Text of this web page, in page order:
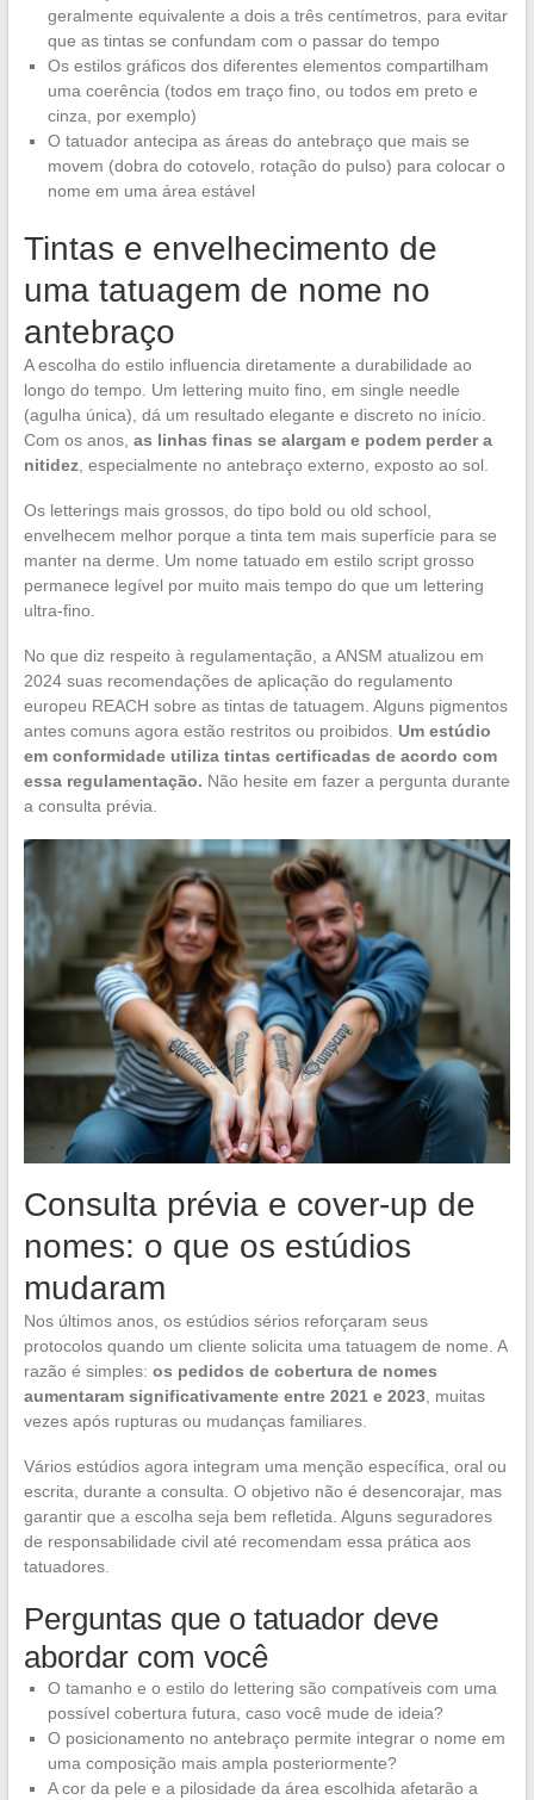
geralmente equivalente a dois a três centímetros, para evitar
que as tintas se confundam com o passar do tempo
Os estilos gráficos dos diferentes elementos compartilham
uma coerência (todos em traço fino, ou todos em preto e
cinza, por exemplo)
O tatuador antecipa as áreas do antebraço que mais se
movem (dobra do cotovelo, rotação do pulso) para colocar o
nome em uma área estável
Tintas e envelhecimento de
uma tatuagem de nome no
antebraço
A escolha do estilo influencia diretamente a durabilidade ao
longo do tempo. Um lettering muito fino, em single needle
(agulha única), dá um resultado elegante e discreto no início.
Com os anos, as linhas finas se alargam e podem perder a
nitidez, especialmente no antebraço externo, exposto ao sol.
Os letterings mais grossos, do tipo bold ou old school,
envelhecem melhor porque a tinta tem mais superfície para se
manter na derme. Um nome tatuado em estilo script grosso
permanece legível por muito mais tempo do que um lettering
ultra-fino.
No que diz respeito à regulamentação, a ANSM atualizou em
2024 suas recomendações de aplicação do regulamento
europeu REACH sobre as tintas de tatuagem. Alguns pigmentos
antes comuns agora estão restritos ou proibidos. Um estúdio
em conformidade utiliza tintas certificadas de acordo com
essa regulamentação. Não hesite em fazer a pergunta durante
a consulta prévia.
Consulta prévia e cover-up de
nomes: o que os estúdios
mudaram
Nos últimos anos, os estúdios sérios reforçaram seus
protocolos quando um cliente solicita uma tatuagem de nome. A
razão é simples: os pedidos de cobertura de nomes
aumentaram significativamente entre 2021 e 2023, muitas
vezes após rupturas ou mudanças familiares.
Vários estúdios agora integram uma menção específica, oral ou
escrita, durante a consulta. O objetivo não é desencorajar, mas
garantir que a escolha seja bem refletida. Alguns seguradores
de responsabilidade civil até recomendam essa prática aos
tatuadores.
Perguntas que o tatuador deve
abordar com você
O tamanho e o estilo do lettering são compatíveis com uma
possível cobertura futura, caso você mude de ideia?
O posicionamento no antebraço permite integrar o nome em
uma composição mais ampla posteriormente?
A cor da pele e a pilosidade da área escolhida afetarão a